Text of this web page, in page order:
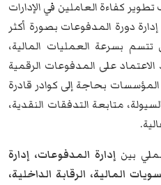
كفاءة العاملين في الإدارات
دورة المدفوعات بصورة أكثر
بسرعة العمليات المالية،
الاعتماد على المدفوعات الرقمية
المؤسسات بحاجة إلى كوادر قادرة
متابعة التدفقات النقدية،
بين إدارة المدفوعات، إدارة
المالية، الرقابة الداخلية،